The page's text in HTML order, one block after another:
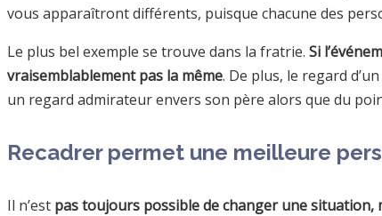
vous apparaîtront différents, puisque chacune des
Le plus bel exemple se trouve dans la fratrie. Si
vraisemblablement pas la même. De plus, le regard
un regard admirateur envers son père alors que du
Recadrer permet une meilleure
Il n’est pas toujours possible de changer une situation,